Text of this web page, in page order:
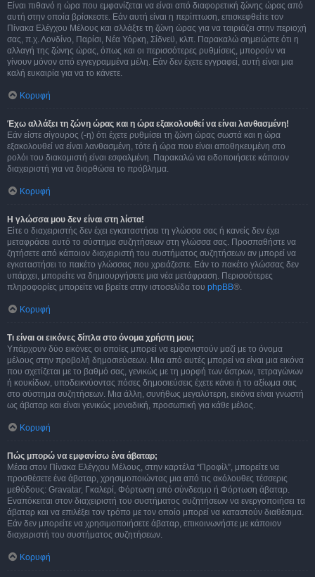
Είναι πιθανό η ώρα που εμφανίζεται να είναι από διαφορετική ζώνης ώρας από
αυτή στην οποία βρίσκεστε. Εάν αυτή είναι η περίπτωση, επισκεφθείτε τον
Πίνακα Ελέγχου Μέλους και αλλάξτε τη ζώνη ώρας για να ταιριάζει στην περιοχή
σας, π.χ. Λονδίνο, Παρίσι, Νέα Υόρκη, Σίδνεϋ, κλπ. Παρακαλώ σημειώστε ότι η
αλλαγή της ζώνης ώρας, όπως και οι περισσότερες ρυθμίσεις, μπορούν να
γίνουν μόνον από εγγεγραμμένα μέλη. Εάν δεν έχετε εγγραφεί, αυτή είναι μια
καλή ευκαιρία για να το κάνετε.
Κορυφή
Έχω αλλάξει τη ζώνη ώρας και η ώρα εξακολουθεί να είναι λανθασμένη!
Εάν είστε σίγουρος (-η) ότι έχετε ρυθμίσει τη ζώνη ώρας σωστά και η ώρα
εξακολουθεί να είναι λανθασμένη, τότε ή ώρα που είναι αποθηκευμένη στο
ρολόι του διακομιστή είναι εσφαλμένη. Παρακαλώ να ειδοποιήσετε κάποιον
διαχειριστή για να διορθώσει το πρόβλημα.
Κορυφή
Η γλώσσα μου δεν είναι στη λίστα!
Είτε ο διαχειριστής δεν έχει εγκαταστήσει τη γλώσσα σας ή κανείς δεν έχει
μεταφράσει αυτό το σύστημα συζητήσεων στη γλώσσα σας. Προσπαθήστε να
ζητήσετε από κάποιον διαχειριστή του συστήματος συζητήσεων αν μπορεί να
εγκαταστήσει το πακέτο γλώσσας που χρειάζεστε. Εάν το πακέτο γλώσσας δεν
υπάρχει, μπορείτε να δημιουργήσετε μια νέα μετάφραση. Περισσότερες
πληροφορίες μπορείτε να βρείτε στην ιστοσελίδα του phpBB®.
Κορυφή
Τι είναι οι εικόνες δίπλα στο όνομα χρήστη μου;
Υπάρχουν δύο εικόνες οι οποίες μπορεί να εμφανιστούν μαζί με το όνομα
μέλους στην προβολή δημοσιεύσεων. Μια από αυτές μπορεί να είναι μια εικόνα
που σχετίζεται με το βαθμό σας, γενικώς με τη μορφή των άστρων, τετραγώνων
ή κουκίδων, υποδεικνύοντας πόσες δημοσιεύσεις έχετε κάνει ή το αξίωμα σας
στο σύστημα συζητήσεων. Μια άλλη, συνήθως μεγαλύτερη, εικόνα είναι γνωστή
ως άβαταρ και είναι γενικώς μοναδική, προσωπική για κάθε μέλος.
Κορυφή
Πώς μπορώ να εμφανίσω ένα άβαταρ;
Μέσα στον Πίνακα Ελέγχου Μέλους, στην καρτέλα “Προφίλ”, μπορείτε να
προσθέσετε ένα άβαταρ, χρησιμοποιώντας μια από τις ακόλουθες τέσσερις
μεθόδους: Gravatar, Γκαλερί, Φόρτωση από σύνδεσμο ή Φόρτωση άβαταρ.
Εναπόκειται στον διαχειριστή του συστήματος συζητήσεων να ενεργοποιήσει τα
άβαταρ και να επιλέξει τον τρόπο με τον οποίο μπορεί να καταστούν διαθέσιμα.
Εάν δεν μπορείτε να χρησιμοποιήσετε άβαταρ, επικοινωνήστε με κάποιον
διαχειριστή του συστήματος συζητήσεων.
Κορυφή